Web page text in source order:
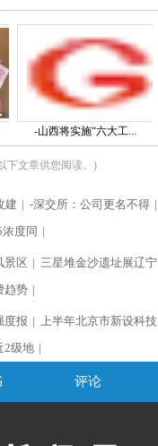
-山西将实施“六大工...
下文章供您阅读。)
建 | -深交所：公司更名不得 |
度同 |
景区 | 三星堆金沙遗址展辽宁
趋势 |
度报 | 上半年北京市新设科技
2级地 |
评论